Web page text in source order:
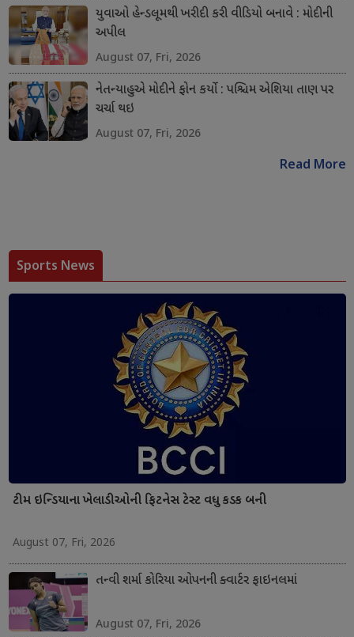
યુવાઓ હેન્ડલૂમથી ખરીદી કરી વીડિયો બનાવે : મોદીની
અપીલ
August 07, Fri, 2026
નેતન્યાહુએ મોદીને ફોન કર્યો : પશ્ચિમ એશિયા તાણ પર
ચર્ચા થઇ
August 07, Fri, 2026
Read More
Sports News
ટીમ ઇન્ડિયાના ખેલાડીઓની ફિટનેસ ટેસ્ટ વધુ કડક બની
August 07, Fri, 2026
તન્વી શર્મા કોરિયા ઓપનની ક્વાર્ટર ફાઇનલમાં
August 07, Fri, 2026